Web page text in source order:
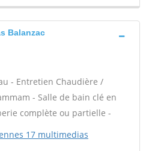
Balanzac
- Entretien Chaudière /
- Salle de bain clé en
complète ou partielle -
17 multimedias